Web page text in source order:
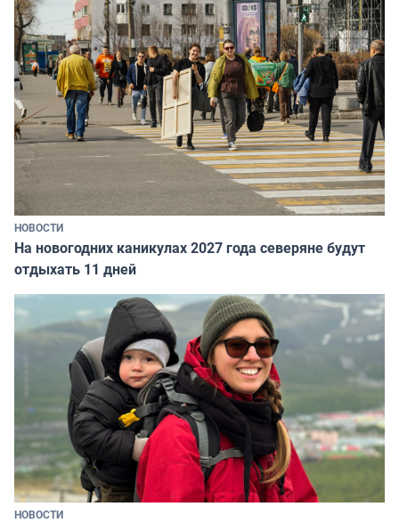
НОВОСТИ
На новогодних каникулах 2027 года северяне будут
отдыхать 11 дней
НОВОСТИ